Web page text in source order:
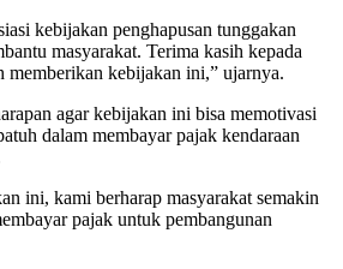
kebijakan penghapusan tunggakan
masyarakat. Terima kasih kepada
memberikan kebijakan ini,” ujarnya.
agar kebijakan ini bisa memotivasi
dalam membayar pajak kendaraan
ini, kami berharap masyarakat semakin
pajak untuk pembangunan